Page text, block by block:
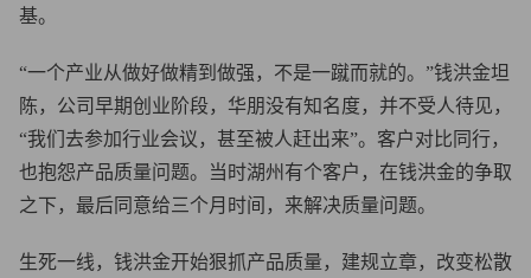
基。
“一个产业从做好做精到做强，不是一蹴而就的。”钱洪金坦
陈，公司早期创业阶段，华朋没有知名度，并不受人待见，
“我们去参加行业会议，甚至被人赶出来”。客户对比同行，
也抱怨产品质量问题。当时湖州有个客户，在钱洪金的争取
之下，最后同意给三个月时间，来解决质量问题。
生死一线，钱洪金开始狠抓产品质量，建规立章，改变松散